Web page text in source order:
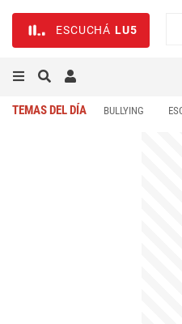
ESCUCHÁ LU5
TEMAS DEL DÍA BULLYING